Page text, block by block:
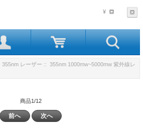
¥
355nm レーザー :: 355nm 1000mw~5000mw 紫外線レ
商品1/12
前へ 次へ